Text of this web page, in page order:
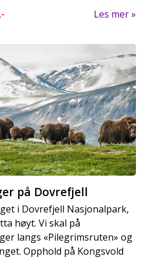
Les mer
på Dovrefjell
i Dovrefjell Nasjonalpark,
høyt. Vi skal på
langs «Pilegrimsruten» og
Opphold på Kongsvold